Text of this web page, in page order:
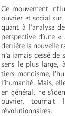
Ce mouvement
ouvrier et social sur
quant à l’analyse
perspective d’une
derrière la nouvelle
n’a jamais cessé
sens le plus large,
tiers-mondisme,
l’humanité. Mais,
en général, ne
ouvrier, tournait
révolutionnaires.